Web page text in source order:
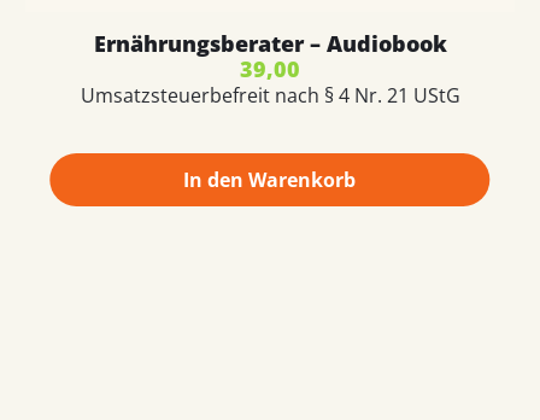
Ernährungsberater – Audiobook
39,00
Umsatzsteuerbefreit nach § 4 Nr. 21 UStG
In den Warenkorb